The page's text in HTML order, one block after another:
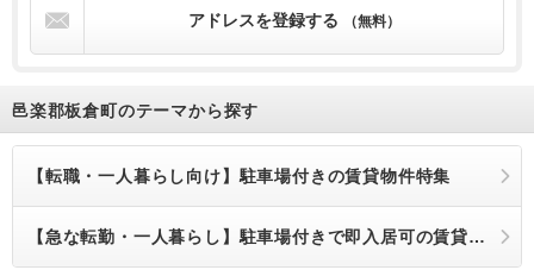
アドレスを登録する （無料）
邑楽郡板倉町のテーマから探す
【転職・一人暮らし向け】駐車場付きの賃貸物件特集
【急な転勤・一人暮らし】駐車場付きで即入居可の賃貸物件